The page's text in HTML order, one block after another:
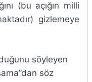
(bu açığın milli
gizlemeye
söyleyen
söz